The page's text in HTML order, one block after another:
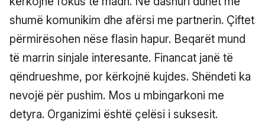
shumë komunikim dhe afërsi me partnerin. Çiftet
përmirësohen nëse flasin hapur. Beqarët mund
të marrin sinjale interesante. Financat janë të
qëndrueshme, por kërkojnë kujdes. Shëndeti ka
nevojë për pushim. Mos u mbingarkoni me
detyra. Organizimi është çelësi i suksesit.